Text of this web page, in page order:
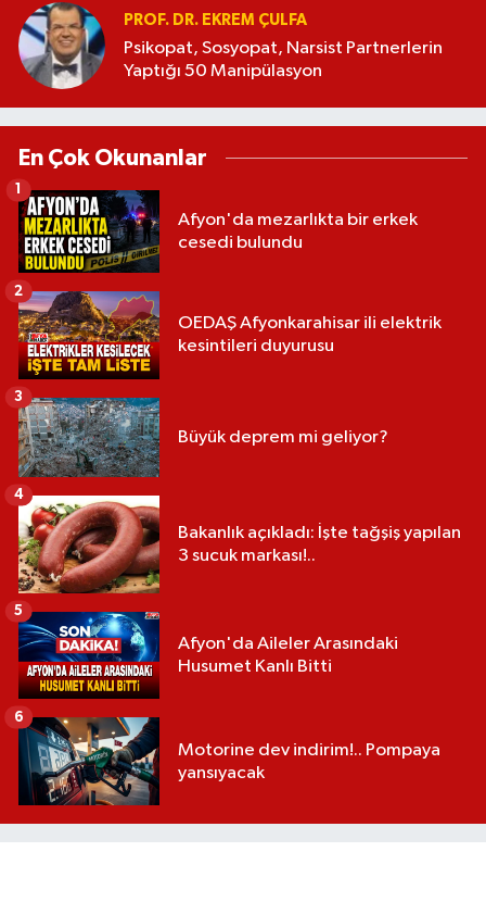
PROF. DR. EKREM ÇULFA
Psikopat, Sosyopat, Narsist Partnerlerin
Yaptığı 50 Manipülasyon
En Çok Okunanlar
Afyon'da mezarlıkta bir erkek
cesedi bulundu
1
OEDAŞ Afyonkarahisar ili elektrik
kesintileri duyurusu
2
Büyük deprem mi geliyor?
3
Bakanlık açıkladı: İşte tağşiş yapılan
3 sucuk markası!..
4
Afyon'da Aileler Arasındaki
Husumet Kanlı Bitti
5
Motorine dev indirim!.. Pompaya
yansıyacak
6